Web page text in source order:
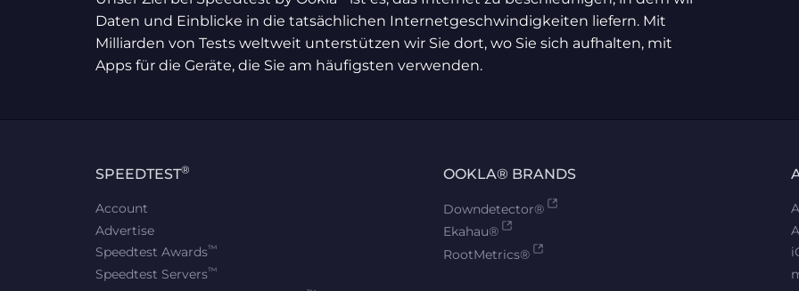
Daten und Einblicke in die tatsächlichen Internetgeschwindigkeiten liefern. Mit
Milliarden von Tests weltweit unterstützen wir Sie dort, wo Sie sich aufhalten, mit
Apps für die Geräte, die Sie am häufigsten verwenden.
SPEEDTEST®
Account
Advertise
Speedtest Awards™
Speedtest Servers™
OOKLA® BRANDS
Downdetector®
Ekahau®
RootMetrics®